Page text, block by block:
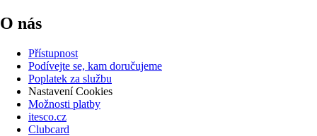
O nás
Přístupnost
Podívejte se, kam doručujeme
Poplatek za službu
Nastavení Cookies
Možnosti platby
itesco.cz
Clubcard